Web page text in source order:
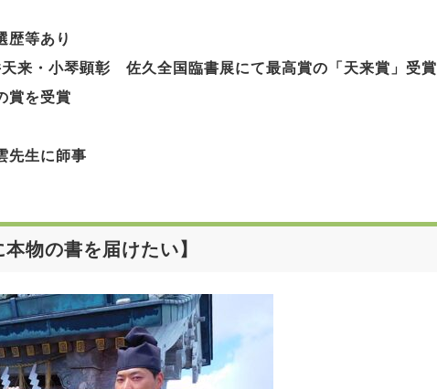
歴等あり
来・小琴顕彰 佐久全国臨書展にて最高賞の「天来賞」受賞
賞を受賞
先生に師事
物の書を届けたい】